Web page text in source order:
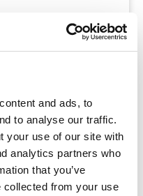
and ads, to
to analyse our traffic.
your use of our site with
analytics partners who
that you’ve
collected from your use
hebben.
leerlingen zo ook
Bij het uitvoeren